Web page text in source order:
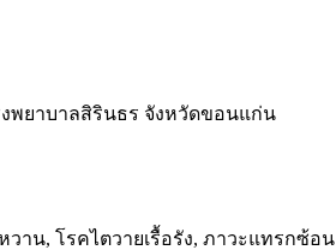
พยาบาลสิรินธร จังหวัดขอนแก่น
วาน, โรคไตวายเรื้อรัง, ภาวะแทรกซ้อน